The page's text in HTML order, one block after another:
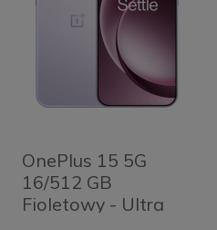
OnePlus 15 5G
16/512 GB
Fioletowy - Ultra